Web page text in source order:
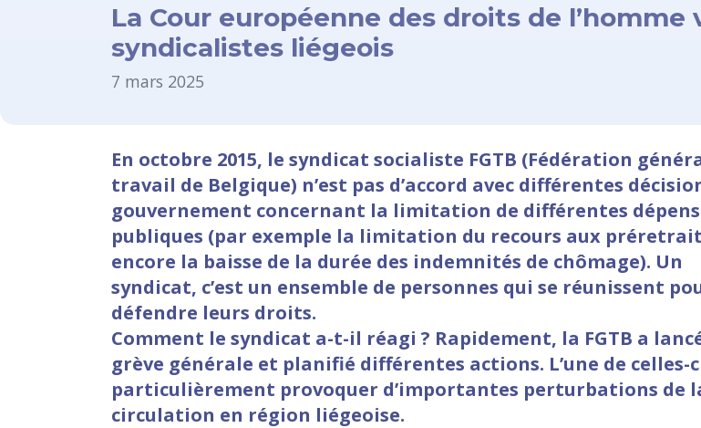
La Cour européenne des droits de
syndicalistes liégeois
7 mars 2025
En octobre 2015, le syndicat socialiste FGTB (Fédération
travail de Belgique) n’est pas d’accord avec différentes
gouvernement concernant la limitation de différentes
publiques (par exemple la limitation du recours aux
encore la baisse de la durée des indemnités de chômage). Un
syndicat, c’est un ensemble de personnes qui se réunissent
défendre leurs droits.
Comment le syndicat a-t-il réagi ? Rapidement, la FGTB a
grève générale et planifié différentes actions. L’une de celles-
particulièrement provoquer d’importantes perturbations de
circulation en région liégeoise.